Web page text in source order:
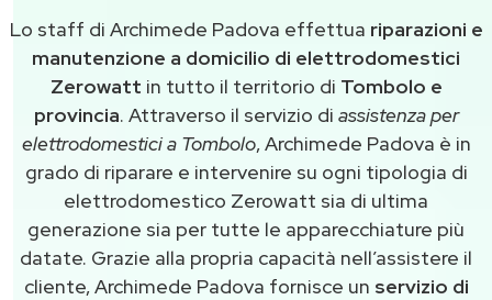
Lo staff di Archimede Padova effettua riparazioni e
manutenzione a domicilio di elettrodomestici
Zerowatt in tutto il territorio di Tombolo e
provincia. Attraverso il servizio di assistenza per
elettrodomestici a Tombolo, Archimede Padova è in
grado di riparare e intervenire su ogni tipologia di
elettrodomestico Zerowatt sia di ultima
generazione sia per tutte le apparecchiature più
datate. Grazie alla propria capacità nell’assistere il
cliente, Archimede Padova fornisce un servizio di